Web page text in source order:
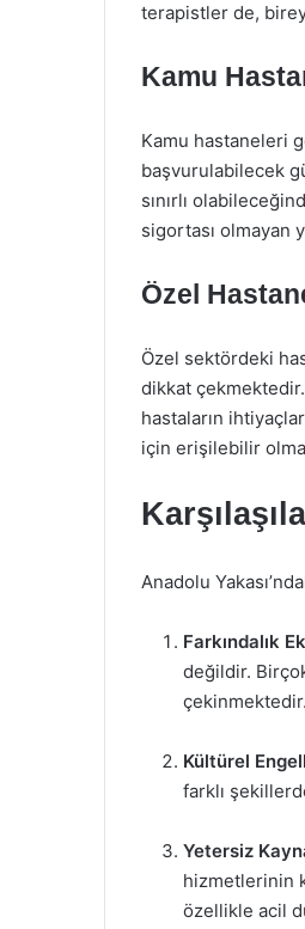
terapistler de,
Kamu
Kamu hastaneleri
başvurulabilecek
sınırlı
sigortası olmayan
Özel
Özel sektördeki
dikkat
hastaların
için erişilebilir
Anadolu
Farkındalık
değildir.
çekinmektedir.
Kültürel
farklı
Yetersiz
hizmetlerinin
özellikle acil